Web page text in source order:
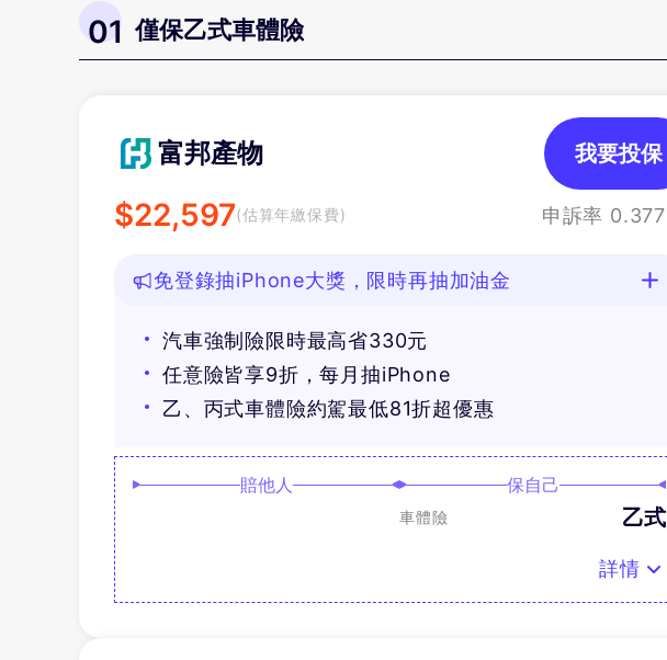
01 僅保乙式車體險
富邦產物
$22,597(估算年繳保費) 申訴率 0.377
我要投保
免登錄抽iPhone大獎，限時再抽加油金
汽車強制險限時最高省330元
任意險皆享9折，每月抽iPhone
乙、丙式車體險約駕最低81折超優惠
賠他人 保自己
車體險 乙式
詳情